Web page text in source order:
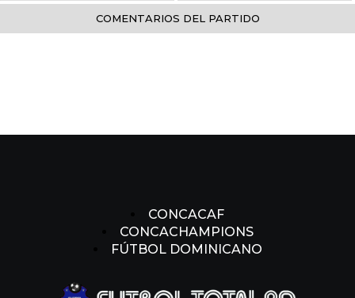
COMENTARIOS DEL PARTIDO
CONCACAF
CONCACHAMPIONS
FÚTBOL DOMINICANO